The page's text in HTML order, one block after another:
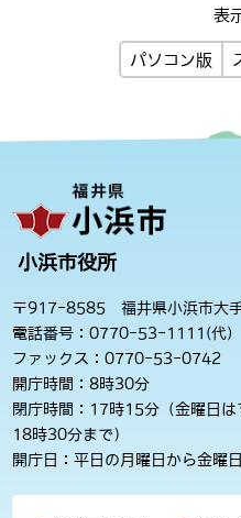
表
パソコン版
小浜市役所
〒917-8585 福井県小浜市大
電話番号：0770-53-1111(代)
ファックス：0770-53-0742
開庁時間：8時30分
閉庁時間：17時15分（金曜日
18時30分まで）
開庁日：平日の月曜日から金曜